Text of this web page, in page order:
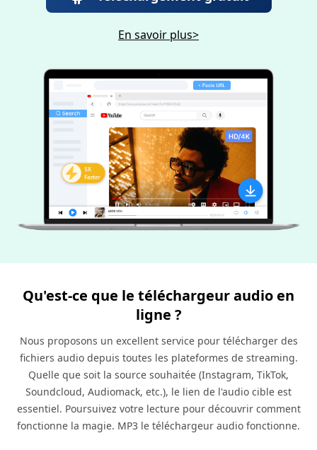
En savoir plus>
Qu'est-ce que le téléchargeur audio en
ligne ?
Nous proposons un excellent service pour télécharger des
fichiers audio depuis toutes les plateformes de streaming.
Quelle que soit la source souhaitée (Instagram, TikTok,
Soundcloud, Audiomack, etc.), le lien de l'audio cible est
essentiel. Poursuivez votre lecture pour découvrir comment
fonctionne la magie. MP3 le téléchargeur audio fonctionne.